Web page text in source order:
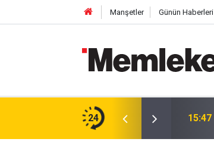
Manşetler Günün Haberleri
24
Çivisiz Yapılan Sanat Eseri Hayran Bıraktı 15:47